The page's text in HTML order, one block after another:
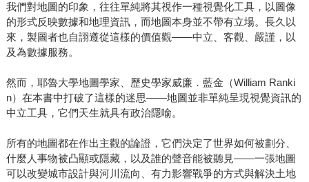
我們對地圖的印象，往往單純將其視作一種視覺化工具，以圖像
的形式反映數據和地理資訊，而地圖本身並不帶有立場。長久以
來，製圖者也自詡遵從這樣的價值觀——中立、客觀、嚴謹，以
及為數據服務。
然而，耶魯大學地圖學家、歷史學家威廉．藍金（William Ranki
n）在本書中打破了這樣的迷思——地圖並非單純呈現視覺資訊的
中立工具，它們天生就具有政治隱喻。
所有的地圖都在作出主觀的論證，它們決定了世界如何被劃分、
什麼人事物被凸顯或隱藏，以及誰的聲音能被聽見——一張地圖
可以改變城市設計與河川流向、有力影響戰爭的方式與解決土地